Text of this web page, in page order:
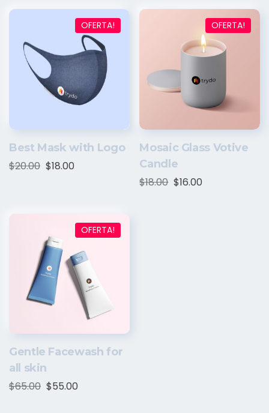
OFERTA!
Best Mask with Logo
$20.00 $18.00
OFERTA!
Mosaic Glass Votive
Candle
$18.00 $16.00
OFERTA!
Gentle Facewash for
all skin
$65.00 $55.00